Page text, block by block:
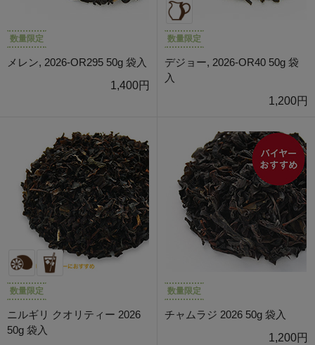
数量限定
メレン, 2026-OR295 50g 袋入
1,400円
数量限定
デジョー, 2026-OR40 50g 袋
入
1,200円
数量限定
ニルギリ クオリティー 2026
50g 袋入
数量限定
チャムラジ 2026 50g 袋入
1,200円